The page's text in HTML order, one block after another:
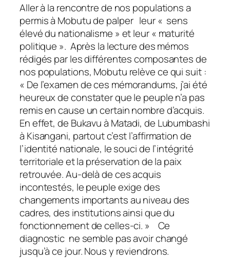
Aller à la rencontre de nos populations a
permis à Mobutu de palper leur « sens
élevé du nationalisme » et leur « maturité
politique ». Après la lecture des mémos
rédigés par les différentes composantes de
nos populations, Mobutu relève ce qui suit :
« De l’examen de ces mémorandums, j’ai été
heureux de constater que le peuple n’a pas
remis en cause un certain nombre d’acquis.
En effet, de Bukavu à Matadi, de Lubumbashi
à Kisangani, partout c’est l’affirmation de
l’identité nationale, le souci de l’intégrité
territoriale et la préservation de la paix
retrouvée. Au-delà de ces acquis
incontestés, le peuple exige des
changements importants au niveau des
cadres, des institutions ainsi que du
fonctionnement de celles-ci. » Ce
diagnostic ne semble pas avoir changé
jusqu’à ce jour. Nous y reviendrons.